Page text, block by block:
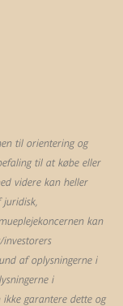
til orientering og
til at købe eller
videre kan heller
juridisk,
kan
af oplysningerne i
i
garantere dette og